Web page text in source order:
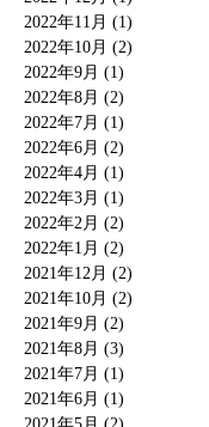
2022年11月 (1)
2022年10月 (2)
2022年9月 (1)
2022年8月 (2)
2022年7月 (1)
2022年6月 (2)
2022年4月 (1)
2022年3月 (1)
2022年2月 (2)
2022年1月 (2)
2021年12月 (2)
2021年10月 (2)
2021年9月 (2)
2021年8月 (3)
2021年7月 (1)
2021年6月 (1)